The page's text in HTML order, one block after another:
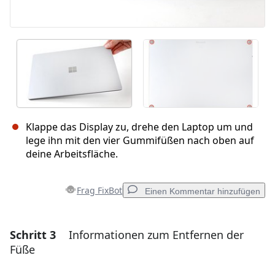
Klappe das Display zu, drehe den Laptop um und
lege ihn mit den vier Gummifüßen nach oben auf
deine Arbeitsfläche.
Frag FixBot Einen Kommentar hinzufügen
Einen Kommentar hinzufügen
Schritt 3
Informationen zum Entfernen der
Füße